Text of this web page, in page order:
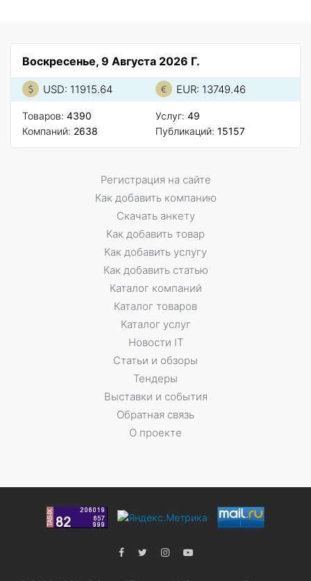
Воскресенье, 9 Августа 2026 Г.
USD: 11915.64 EUR: 13749.46
Товаров: 4390
Компаний: 2638
Услуг: 49
Публикаций: 15157
Регистрация на сайте
Как добавить компанию
Скачать анкету
Как добавить товар
Как добавить услугу
Как добавить статью
Каталог компаний
Каталог товаров
Каталог услуг
Новости IT
Статьи и обзоры
Тендеры
Выставки и события
Обратная связь
О проекте